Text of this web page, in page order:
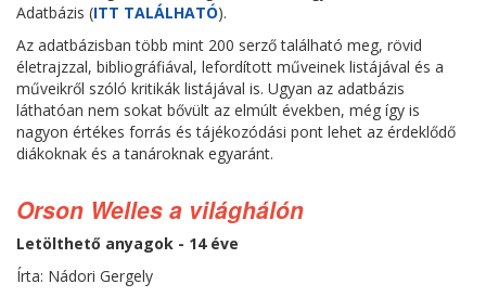
Adatbázis (ITT TALÁLHATÓ).
Az adatbázisban több mint 200 serző található meg, rövid
életrajzzal, bibliográfiával, lefordított műveinek listájával és a
műveikről szóló kritikák listájával is. Ugyan az adatbázis
láthatóan nem sokat bővült az elmúlt években, még így is
nagyon értékes forrás és tájékozódási pont lehet az érdeklődő
diákoknak és a tanároknak egyaránt.
Orson Welles a világhálón
Letölthető anyagok - 14 éve
Írta: Nádori Gergely